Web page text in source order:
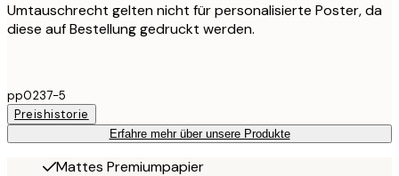
Umtauschrecht gelten nicht für personalisierte Poster, da
diese auf Bestellung gedruckt werden.
pp0237-5
Preishistorie
Erfahre mehr über unsere Produkte
Mattes Premiumpapier